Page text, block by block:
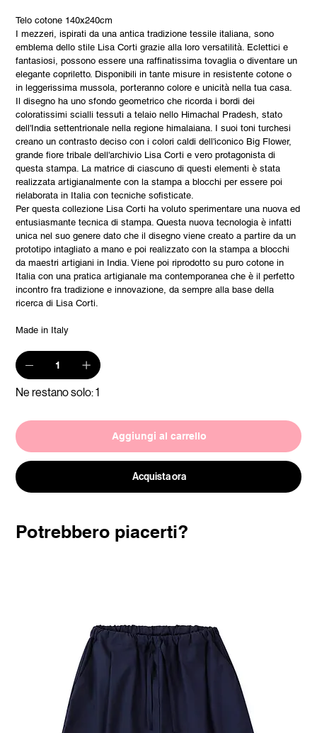
Telo cotone 140x240cm
I mezzeri, ispirati da una antica tradizione tessile italiana, sono
emblema dello stile Lisa Corti grazie alla loro versatilità. Eclettici e
fantasiosi, possono essere una raffinatissima tovaglia o diventare un
elegante copriletto. Disponibili in tante misure in resistente cotone o
in leggerissima mussola, porteranno colore e unicità nella tua casa.
Il disegno ha uno sfondo geometrico che ricorda i bordi dei
coloratissimi scialli tessuti a telaio nello Himachal Pradesh, stato
dell'India settentrionale nella regione himalaiana. I suoi toni turchesi
creano un contrasto deciso con i colori caldi dell'iconico Big Flower,
grande fiore tribale dell'archivio Lisa Corti e vero protagonista di
questa stampa. La matrice di ciascuno di questi elementi è stata
realizzata artigianalmente con la stampa a blocchi per essere poi
rielaborata in Italia con tecniche sofisticate.
Per questa collezione Lisa Corti ha voluto sperimentare una nuova ed
entusiasmante tecnica di stampa. Questa nuova tecnologia è infatti
unica nel suo genere dato che il disegno viene creato a partire da un
prototipo intagliato a mano e poi realizzato con la stampa a blocchi
da maestri artigiani in India. Viene poi riprodotto su puro cotone in
Italia con una pratica artigianale ma contemporanea che è il perfetto
incontro fra tradizione e innovazione, da sempre alla base della
ricerca di Lisa Corti.
Made in Italy
Ne restano solo: 1
Aggiungi al carrello
Acquista ora
Potrebbero piacerti?